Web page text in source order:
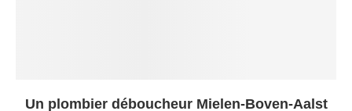
Un plombier déboucheur Mielen-Boven-Aalst